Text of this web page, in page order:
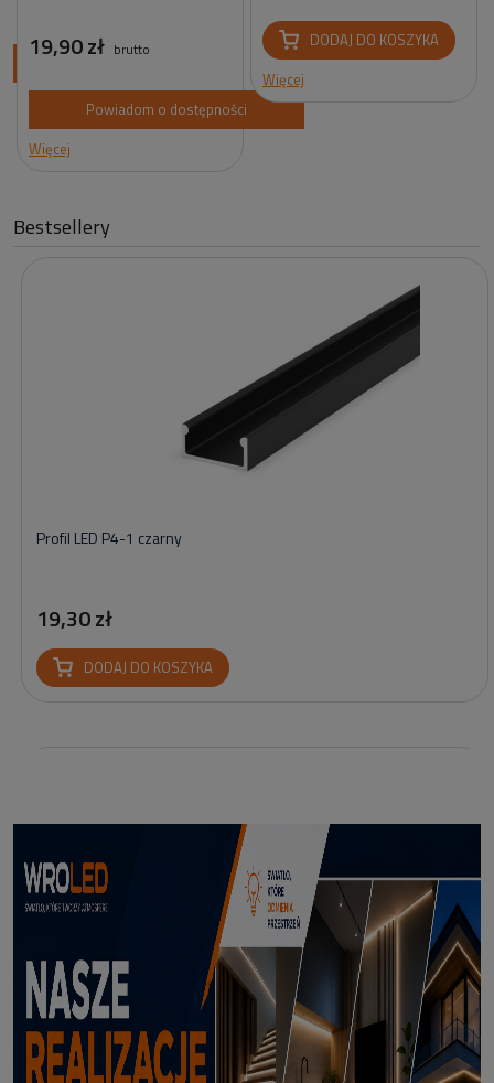
19,90 zł brutto
Powiadom o dostępności
Więcej
DODAJ DO KOSZYKA
Więcej
Bestsellery
Profil LED P4-1 czarny
19,30 zł
DODAJ DO KOSZYKA
Profil led podtynkowy GK18-3 czarny 3m